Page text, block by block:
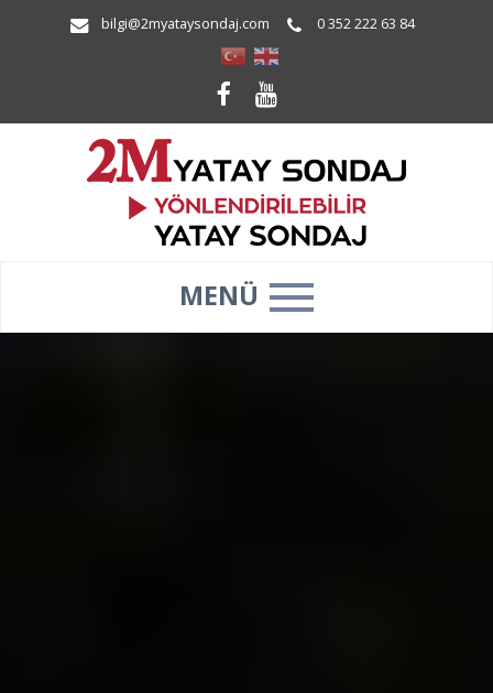
bilgi@2myataysondaj.com 0 352 222 63 84
MENÜ